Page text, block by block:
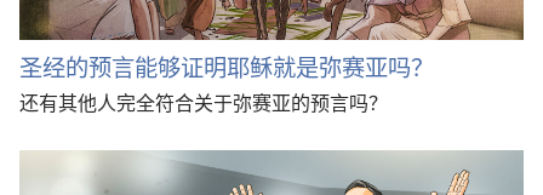
圣经的预言能够证明耶稣就是弥赛亚吗？
还有其他人完全符合关于弥赛亚的预言吗？